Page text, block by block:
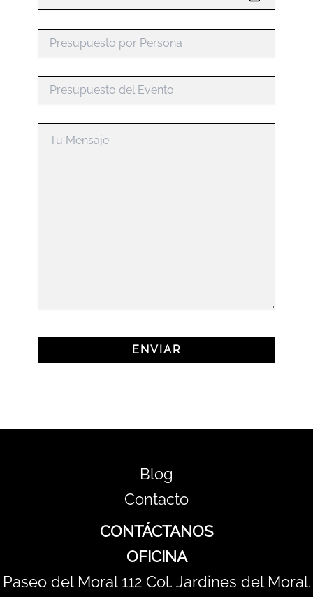
Blog
Contacto
CONTÁCTANOS
OFICINA
Paseo del Moral 112 Col. Jardines del Moral.